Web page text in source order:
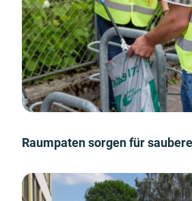
Raumpaten sorgen für